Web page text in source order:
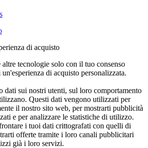
di acquisto
tecnologie solo con il tuo consenso
di acquisto personalizzata.
dati sui nostri utenti, sul loro comportamento
Questi dati vengono utilizzati per
il nostro sito web, per mostrarti pubblicità
e per analizzare le statistiche di utilizzo.
i tuoi dati crittografati con quelli di
offerte tramite i loro canali pubblicitari
già i loro servizi.